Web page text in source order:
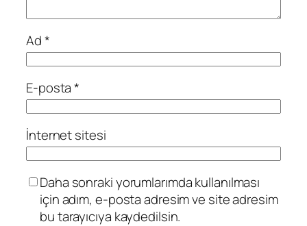
Ad*
E-posta*
İnternet sitesi
Daha sonraki yorumlarımda kullanılması
için adım, e-posta adresim ve site adresim
bu tarayıcıya kaydedilsin.